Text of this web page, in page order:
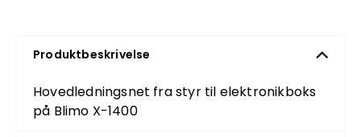
Produktbeskrivelse
Hovedledningsnet fra styr til elektronikboks
på Blimo X-1400